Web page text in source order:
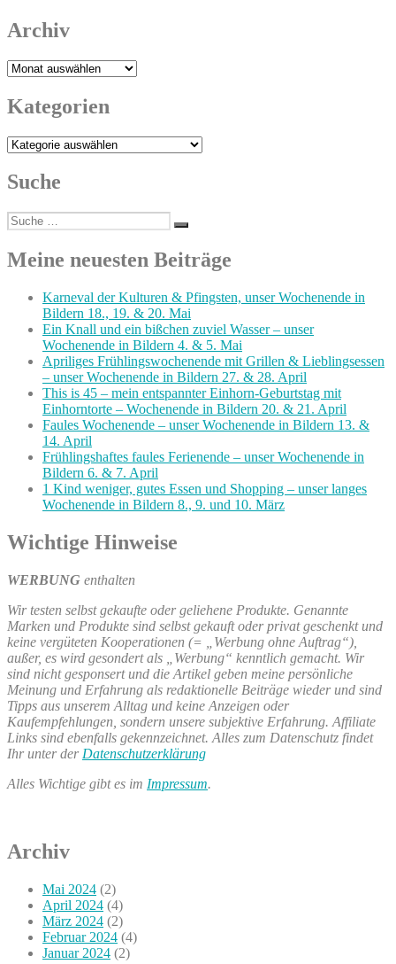
Archiv
Archiv
Kategorien
Kategorien
Suche
Suche
nach:
Suchen
Meine neuesten Beiträge
Karneval der Kulturen & Pfingsten, unser Wochenende in
Bildern 18., 19. & 20. Mai
Ein Knall und ein bißchen zuviel Wasser – unser
Wochenende in Bildern 4. & 5. Mai
Apriliges Frühlingswochenende mit Grillen & Lieblingsessen
– unser Wochenende in Bildern 27. & 28. April
This is 45 – mein entspannter Einhorn-Geburtstag mit
Einhorntorte – Wochenende in Bildern 20. & 21. April
Faules Wochenende – unser Wochenende in Bildern 13. &
14. April
Frühlingshaftes faules Ferienende – unser Wochenende in
Bildern 6. & 7. April
1 Kind weniger, gutes Essen und Shopping – unser langes
Wochenende in Bildern 8., 9. und 10. März
Wichtige Hinweise
WERBUNG enthalten
Wir testen selbst gekaufte oder geliehene Produkte. Genannte
Marken und Produkte sind selbst gekauft oder privat geschenkt und
keine vergüteten Kooperationen (= „Werbung ohne Auftrag“),
außer, es wird gesondert als „Werbung“ kenntlich gemacht. Wir
sind nicht gesponsert und die Artikel geben meine persönliche
Meinung und Erfahrung als redaktionelle Beiträge wieder und sind
Tipps aus unserem Alltag und keine Anzeigen oder
Kaufempfehlungen, sondern unsere subjektive Erfahrung. Affiliate
Links sind ebenfalls gekennzeichnet. Alles zum Datenschutz findet
Ihr unter der Datenschutzerklärung
Alles Wichtige gibt es im Impressum.
Archiv
Mai 2024 (2)
April 2024 (4)
März 2024 (2)
Februar 2024 (4)
Januar 2024 (2)